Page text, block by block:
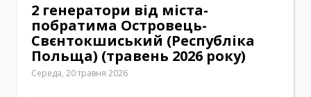
2 генератори від міста-
побратима Островець-
Свєнтокшиський (Республіка
Польща) (травень 2026 року)
Середа, 20 травня 2026